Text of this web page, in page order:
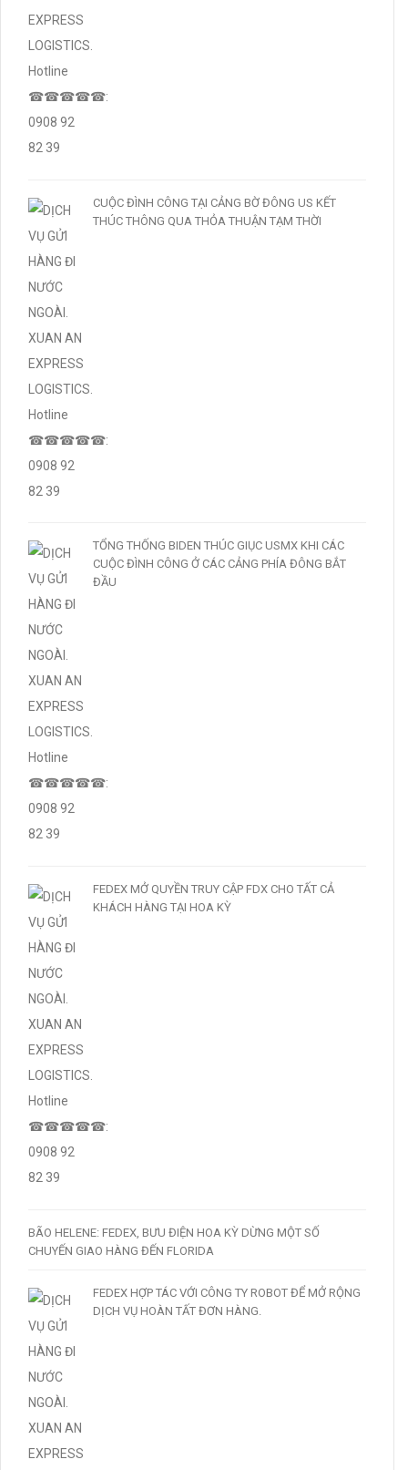
CUỘC ĐÌNH CÔNG TẠI CẢNG BỜ ĐÔNG US KẾT
THÚC THÔNG QUA THỎA THUẬN TẠM THỜI
TỔNG THỐNG BIDEN THÚC GIỤC USMX KHI CÁC
CUỘC ĐÌNH CÔNG Ở CÁC CẢNG PHÍA ĐÔNG BẮT
ĐẦU
FEDEX MỞ QUYỀN TRUY CẬP FDX CHO TẤT CẢ
KHÁCH HÀNG TẠI HOA KỲ
BÃO HELENE: FEDEX, BƯU ĐIỆN HOA KỲ DỪNG MỘT SỐ
CHUYẾN GIAO HÀNG ĐẾN FLORIDA
FEDEX HỢP TÁC VỚI CÔNG TY ROBOT ĐỂ MỞ RỘNG
DỊCH VỤ HOÀN TẤT ĐƠN HÀNG.